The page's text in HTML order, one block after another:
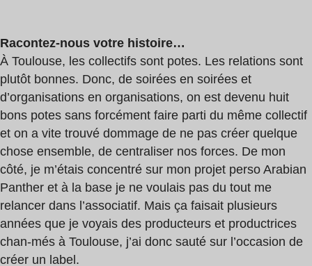
Racontez-nous votre histoire…
À Toulouse, les collectifs sont potes. Les relations sont
plutôt bonnes. Donc, de soirées en soirées et
d’organisations en organisations, on est devenu huit
bons potes sans forcément faire parti du même collectif
et on a vite trouvé dommage de ne pas créer quelque
chose ensemble, de centraliser nos forces. De mon
côté, je m’étais concentré sur mon projet perso Arabian
Panther et à la base je ne voulais pas du tout me
relancer dans l’associatif. Mais ça faisait plusieurs
années que je voyais des producteurs et productrices
chan-més à Toulouse, j’ai donc sauté sur l’occasion de
créer un label.